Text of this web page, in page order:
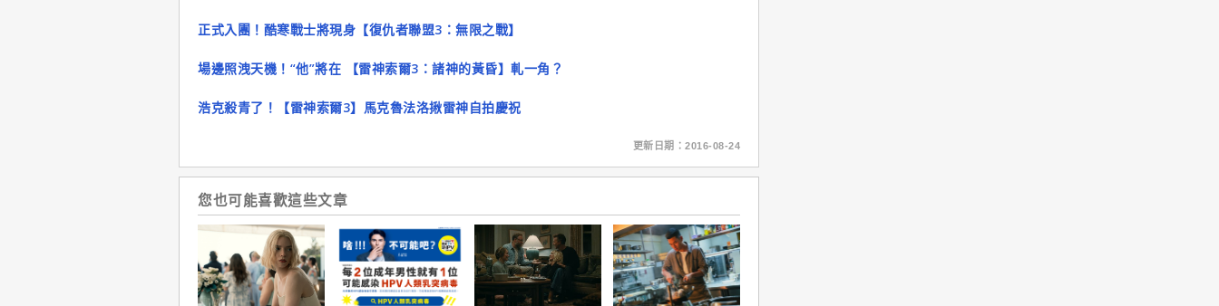
正式入團！酷寒戰士將現身【復仇者聯盟3：無限之戰】
場邊照洩天機！“他”將在 【雷神索爾3：諸神的黃昏】軋一角？
浩克殺青了！【雷神索爾3】馬克魯法洛揪雷神自拍慶祝
更新日期：2016-08-24
您也可能喜歡這些文章